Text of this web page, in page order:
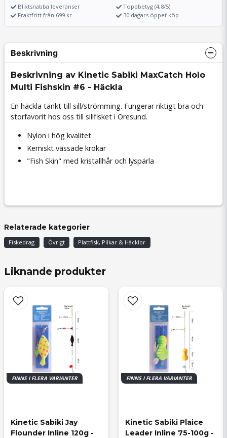
Blixtsnabba leveranser
Fraktfritt från 699 kr
Toppbetyg (4,8/5)
30 dagars öppet köp
Beskrivning
Beskrivning av Kinetic Sabiki MaxCatch Holo
Multi Fishskin #6 - Häckla
En häckla tänkt till sill/strömming. Fungerar riktigt bra och
storfavorit hos oss till sillfisket i Öresund.
Nylon i hög kvalitet
Kemiskt vässade krokar
"Fish Skin" med kristallhår och lyspärla
Relaterade kategorier
Fiskedrag Övrigt Plattfisk, Pilkar & Häcklor
Liknande produkter
FINNS I FLERA VARIANTER
Kinetic Sabiki Jay
Flounder Inline 120g -
FINNS I FLERA VARIANTER
Kinetic Sabiki Plaice
Leader Inline 75-100g -